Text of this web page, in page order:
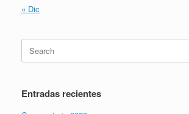
« Dic
Entradas recientes